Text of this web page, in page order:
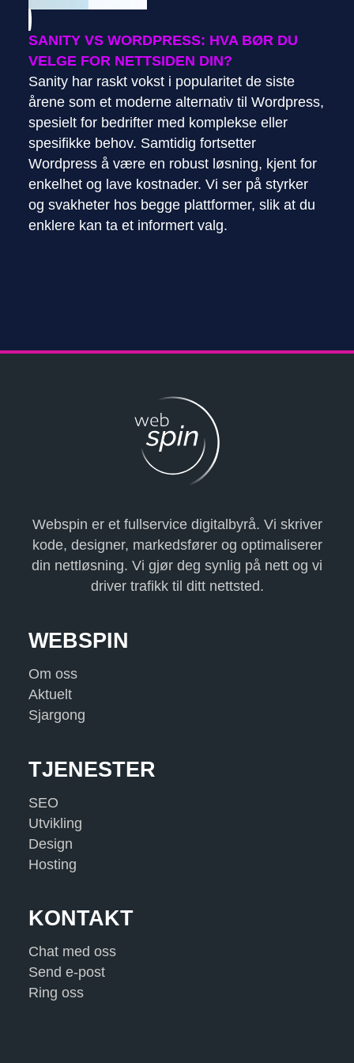
SANITY VS WORDPRESS: HVA BØR DU
VELGE FOR NETTSIDEN DIN?
Sanity har raskt vokst i popularitet de siste
årene som et moderne alternativ til Wordpress,
spesielt for bedrifter med komplekse eller
spesifikke behov. Samtidig fortsetter
Wordpress å være en robust løsning, kjent for
enkelhet og lave kostnader. Vi ser på styrker
og svakheter hos begge plattformer, slik at du
enklere kan ta et informert valg.
Webspin er et fullservice digitalbyrå. Vi skriver
kode, designer, markedsfører og optimaliserer
din nettløsning. Vi gjør deg synlig på nett og vi
driver trafikk til ditt nettsted.
WEBSPIN
Om oss
Aktuelt
Sjargong
TJENESTER
SEO
Utvikling
Design
Hosting
KONTAKT
Chat med oss
Send e-post
Ring oss